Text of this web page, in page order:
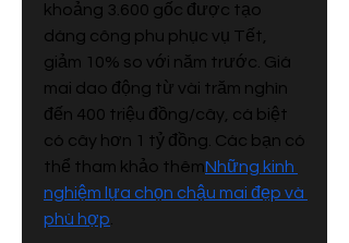
khoảng 3.600 gốc được tạo
dáng công phu phục vụ Tết,
giảm 10% so với năm trước. Giá
mai dao động từ vài trăm nghìn
đến 400 triệu đồng/cây, cá biệt
có cây hơn 1 tỷ đồng. Các bạn có
thể tham khảo thêmNhững kinh
nghiệm lựa chọn chậu mai đẹp và
phù hợp